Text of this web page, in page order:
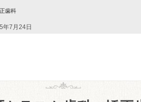
歯科
年7月24日